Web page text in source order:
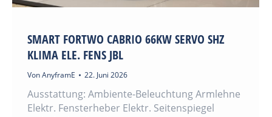
SMART FORTWO CABRIO 66KW SERVO SHZ
KLIMA ELE. FENS JBL
VonAnyframE 22. Juni 2026
Ausstattung: Ambiente-Beleuchtung Armlehne
Elektr. Fensterheber Elektr. Seitenspiegel